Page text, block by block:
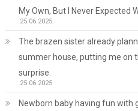
My Own, But I Never Expected
25.06.2025
The brazen sister already
summer house, putting me on
surprise.
25.06.2025
Newborn baby having fun with